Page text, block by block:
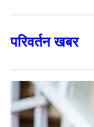
परिवर्तन खबर